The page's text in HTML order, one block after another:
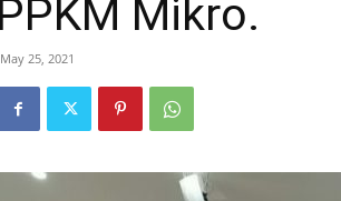
PPKM Mikro.
May 25, 2021